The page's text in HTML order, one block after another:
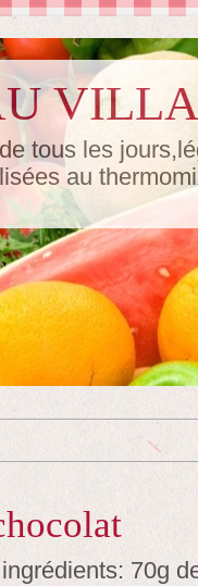
tous les
au
70g